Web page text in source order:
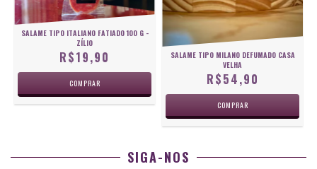
SALAME TIPO ITALIANO FATIADO 100 G -
ZÍLIO
R$19,90
SALAME TIPO MILANO DEFUMADO CASA
VELHA
R$54,90
SIGA-NOS